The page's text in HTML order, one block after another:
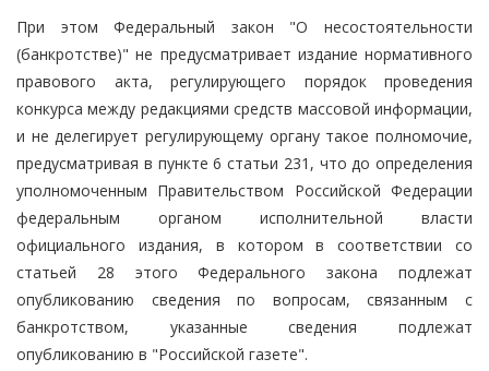
При этом Федеральный закон "О несостоятельности
(банкротстве)" не предусматривает издание нормативного
правового акта, регулирующего порядок проведения
конкурса между редакциями средств массовой информации,
и не делегирует регулирующему органу такое полномочие,
предусматривая в пункте 6 статьи 231, что до определения
уполномоченным Правительством Российской Федерации
федеральным органом исполнительной власти
официального издания, в котором в соответствии со
статьей 28 этого Федерального закона подлежат
опубликованию сведения по вопросам, связанным с
банкротством, указанные сведения подлежат
опубликованию в "Российской газете".